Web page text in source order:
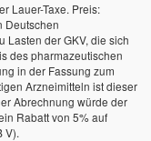
Lauer-Taxe. Preis:
Deutschen
Lasten der GKV, die sich
des pharmazeutischen
in der Fassung zum
Arzneimitteln ist dieser
Abrechnung würde der
Rabatt von 5% auf
V).